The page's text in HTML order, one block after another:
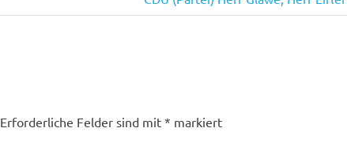
Beitrag:
Erforderliche Felder sind mit * markiert